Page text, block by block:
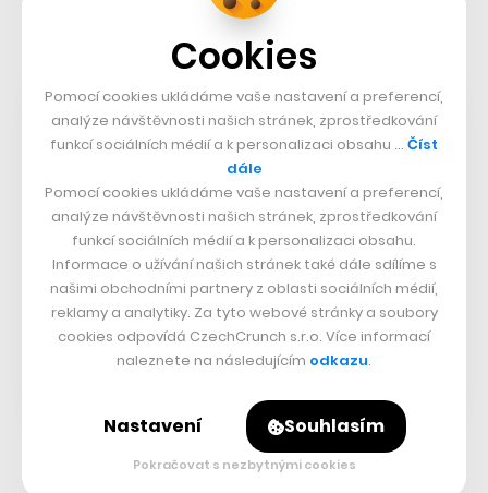
Více na CzechCrunch Jobs
Když jsme do cloudu přecházeli, jedním z těch
Cookies
Pomocí cookies ukládáme vaše nastavení a preferencí,
analýze návštěvnosti našich stránek, zprostředkování
funkcí sociálních médií a k personalizaci obsahu … Číst
dále
Pomocí cookies ukládáme vaše nastavení a preferencí,
analýze návštěvnosti našich stránek, zprostředkování
funkcí sociálních médií a k personalizaci obsahu.
Informace o užívání našich stránek také dále sdílíme s
našimi obchodními partnery z oblasti sociálních médií,
reklamy a analytiky. Za tyto webové stránky a soubory
cookies odpovídá CzechCrunch s.r.o. Více informací
naleznete na následujícím odkazu.
Nastavení Souhlasím
Pokračovat s nezbytnými cookies